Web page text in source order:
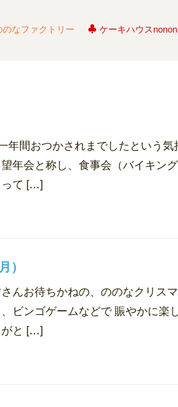
のなファクトリー ケーキハウス
年間おつかされまでしたという気
年会と称し、食事会（バイキン
って […]
）
んお待ちかねの、ののなクリス
ビンゴゲームなどで 賑やかに楽
がと […]